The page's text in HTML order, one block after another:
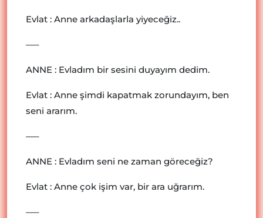
Evlat : Anne arkadaşlarla yiyeceğiz..
—–
ANNE : Evladım bir sesini duyayım dedim.
Evlat : Anne şimdi kapatmak zorundayım, ben
seni ararım.
—–
ANNE : Evladım seni ne zaman göreceğiz?
Evlat : Anne çok işim var, bir ara uğrarım.
—–